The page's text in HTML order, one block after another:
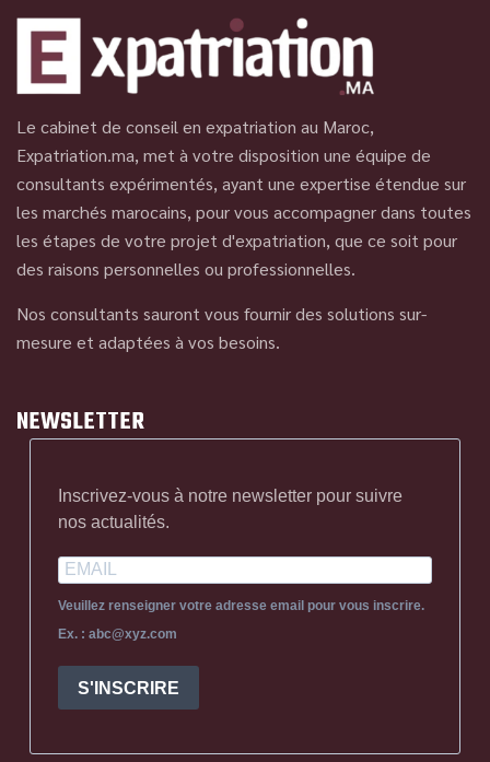
Le cabinet de conseil en expatriation au Maroc,
Expatriation.ma, met à votre disposition une équipe de
consultants expérimentés, ayant une expertise étendue sur
les marchés marocains, pour vous accompagner dans toutes
les étapes de votre projet d'expatriation, que ce soit pour
des raisons personnelles ou professionnelles.
Nos consultants sauront vous fournir des solutions sur-
mesure et adaptées à vos besoins.
NEWSLETTER
Inscrivez-vous à notre newsletter pour suivre
nos actualités.
Veuillez renseigner votre adresse email pour vous inscrire.
Ex. : abc@xyz.com
S'INSCRIRE